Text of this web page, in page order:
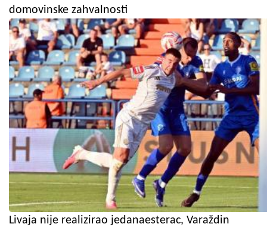
domovinske zahvalnosti
Livaja nije realizirao jedanaesterac, Varaždin